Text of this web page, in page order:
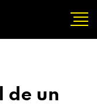
de un